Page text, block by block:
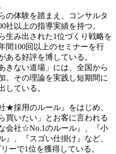
の体験を踏まえ、コンサルタ
社以上の指導実績を持つ。
生み出された1位づくり戦略を
間100回以上のセミナーを行
ある好評を博している。
きない道場」には、全国から
。その理論を実践し短期間に
している。
★採用のルール』をはじめ、
買いたい」とお客に言われる
会社☆No.1のルール』、『小
、『スゴい仕掛け』など、
ーで1位を獲得している。